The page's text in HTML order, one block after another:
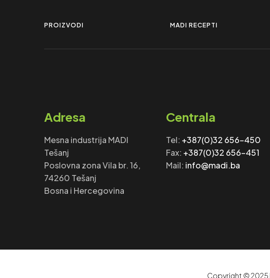
PROIZVODI MADI RECEPTI
Adresa
Mesna industrija MADI
Tešanj
Poslovna zona Vila br. 16,
74260 Tešanj
Bosna i Hercegovina
Centrala
Tel: +387(0)32 656-450
Fax: ‎‎ +387(0)32 656-451
Mail: info@madi.ba
Copyright © 2025